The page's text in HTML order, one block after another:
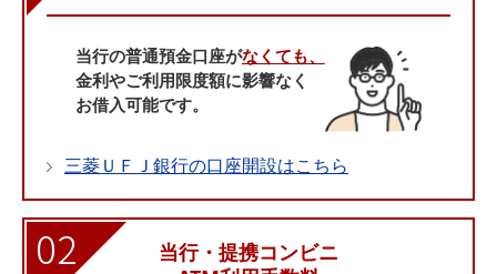
当行の普通預金口座がなくても、
金利やご利用限度額に影響なく
お借入可能です。
三菱ＵＦＪ銀行の口座開設はこちら
02
当行・提携コンビニ